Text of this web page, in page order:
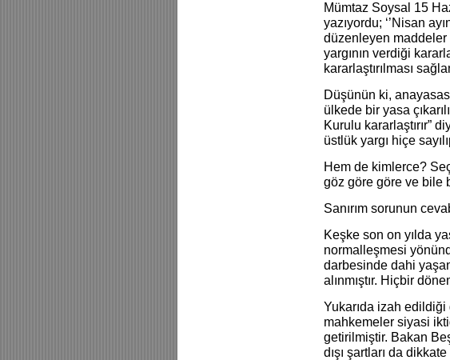
Mümtaz Soysal 15
yazıyordu; ‘’Nisan
düzenleyen
yargının verdiği
kararlaştırılması
Düşünün ki,
ülkede bir yasa
Kurulu kararlaştırır”
üstlük yargı hiçe
Hem de kimlerce?
göz göre göre ve bile
Sanırım sorunun
Keşke son on yılda
normalleşmesi
darbesinde dahi
alınmıştır. Hiçbir
Yukarıda izah edildiği
mahkemeler siyasi
getirilmiştir. Bakan
dışı şartları da